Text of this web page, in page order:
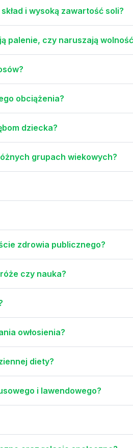
i wysoką zawartość soli?
palenie, czy naruszają
obciążenia?
dziecka?
grupach wiekowych?
zdrowia publicznego?
czy nauka?
owłosienia?
diety?
i lawendowego?